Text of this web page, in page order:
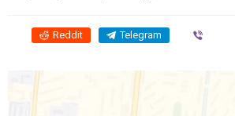
Reddit Telegram